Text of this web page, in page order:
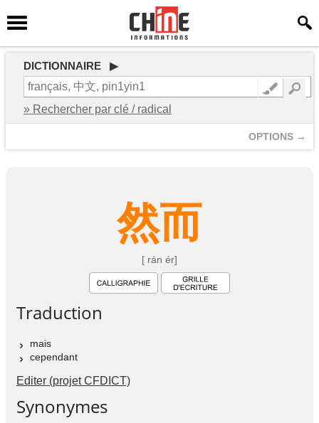
DICTIONNAIRE ▶
» Rechercher par clé / radical
OPTIONS →
然而
[ rán ér]
Traduction
mais
cependant
Editer (projet CFDICT)
Synonymes